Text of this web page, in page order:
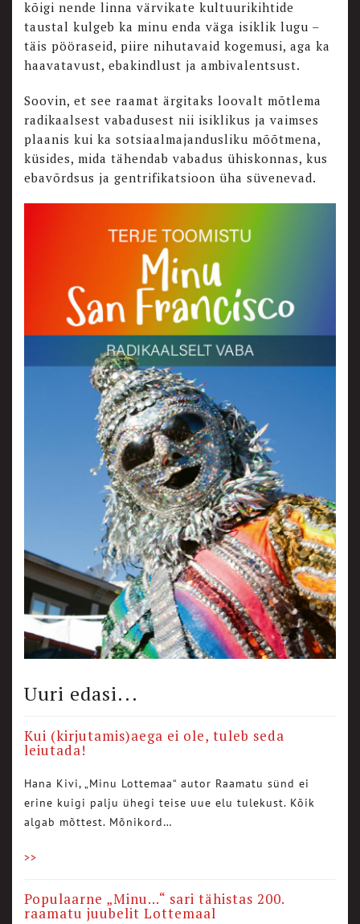
kõigi nende linna värvikate kultuurikihtide
taustal kulgeb ka minu enda väga isiklik lugu –
täis pööraseid, piire nihutavaid kogemusi, aga ka
haavatavust, ebakindlust ja ambivalentsust.
Soovin, et see raamat ärgitaks loovalt mõtlema
radikaalsest vabadusest nii isiklikus ja vaimses
plaanis kui ka sotsiaalmajandusliku mõõtmena,
küsides, mida tähendab vabadus ühiskonnas, kus
ebavõrdsus ja gentrifikatsioon üha süvenevad.
Uuri edasi...
Kui (kirjutamis)aega ei ole, tuleb seda
leiutada!
Hana Kivi, „Minu Lottemaa“ autor Raamatu sünd ei
erine kuigi palju ühegi teise uue elu tulekust. Kõik
algab mõttest. Mõnikord…
>>
Populaarne „Minu…“ sari tähistas 200.
raamatu juubelit Lottemaal